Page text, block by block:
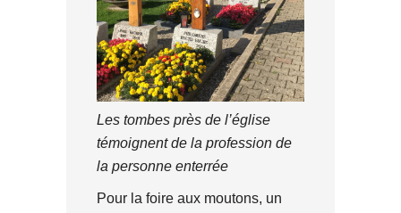
Les tombes près de l’église
témoignent de la profession de
la personne enterrée
Pour la foire aux moutons, un